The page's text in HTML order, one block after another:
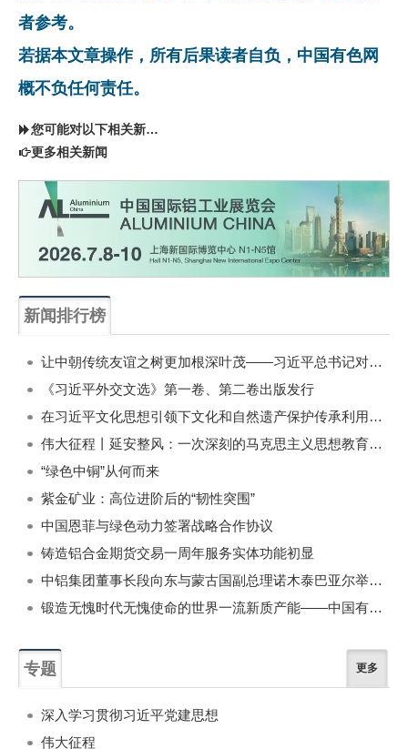
者参考。
若据本文章操作，所有后果读者自负，中国有色网
概不负任何责任。
您可能对以下相关新闻同样感兴趣
更多相关新闻
新闻排行榜
让中朝传统友谊之树更加根深叶茂——习近平总书记对朝鲜进行国事访问纪实
《习近平外交文选》第一卷、第二卷出版发行
在习近平文化思想引领下文化和自然遗产保护传承利用工作开创新局面
伟大征程丨延安整风：一次深刻的马克思主义思想教育运动
“绿色中铜”从何而来
紫金矿业：高位进阶后的“韧性突围”
中国恩菲与绿色动力签署战略合作协议
铸造铝合金期货交易一周年服务实体功能初显
中铝集团董事长段向东与蒙古国副总理诺木泰巴亚尔举行会谈
锻造无愧时代无愧使命的世界一流新质产能——中国有色金属工业的战略应对与破局之道（二）
专题 更多
深入学习贯彻习近平党建思想
伟大征程